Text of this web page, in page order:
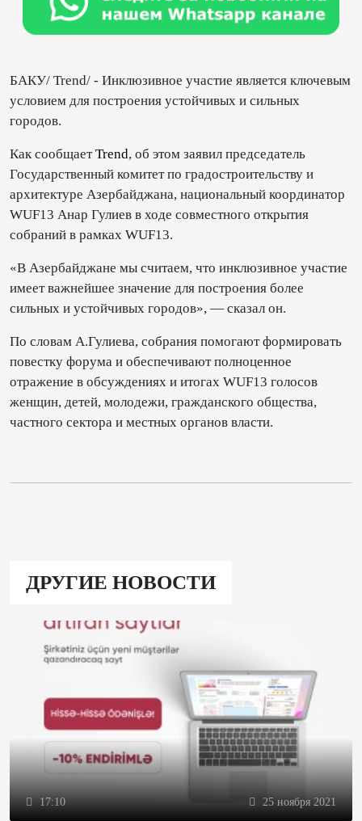
БАКУ/ Trend/ - Инклюзивное участие является ключевым
условием для построения устойчивых и сильных
городов.
Как сообщаетTrend⁠, об этом заявил председатель
Государственный комитет по градостроительству и
архитектуре Азербайджана, национальный координатор
WUF13 Анар Гулиев в ходе cовместного открытия
собраний в рамках WUF13.
«В Азербайджане мы считаем, что инклюзивное участие
имеет важнейшее значение для построения более
сильных и устойчивых городов», — сказал он.
По словам А.Гулиева, собрания помогают формировать
повестку форума и обеспечивают полноценное
отражение в обсуждениях и итогах WUF13 голосов
женщин, детей, молодежи, гражданского общества,
частного сектора и местных органов власти.
ДРУГИЕ НОВОСТИ
17:10 25 ноября 2021